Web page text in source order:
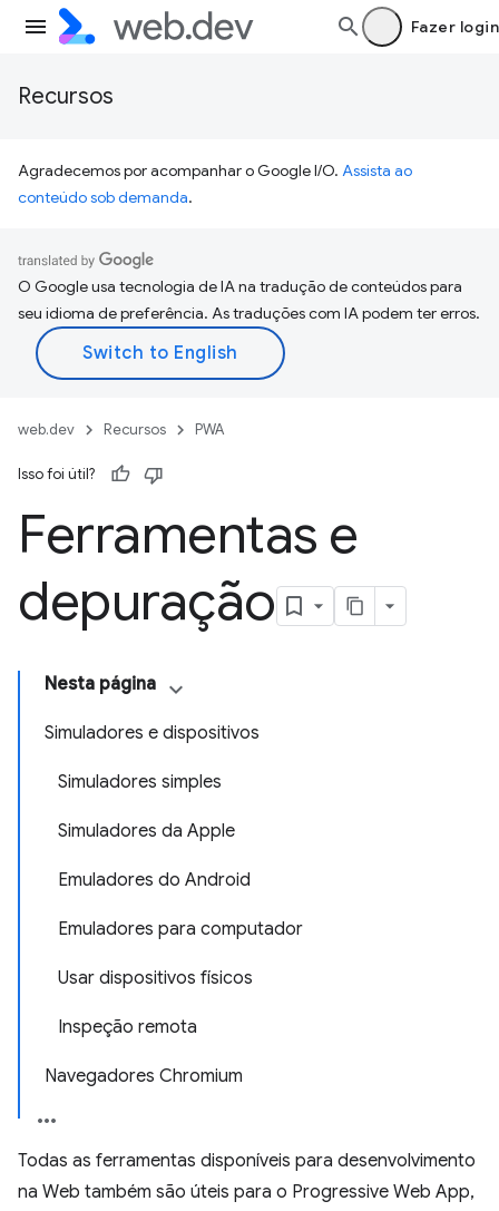
Fazer login
Recursos
Agradecemos por acompanhar o Google I/O. Assista ao
conteúdo sob demanda.
O Google usa tecnologia de IA na tradução de conteúdos para
seu idioma de preferência. As traduções com IA podem ter erros.
web.dev Recursos PWA
Isso foi útil?
Ferramentas e
depuração
Nesta página
Simuladores e dispositivos
Simuladores simples
Simuladores da Apple
Emuladores do Android
Emuladores para computador
Usar dispositivos físicos
Inspeção remota
Navegadores Chromium
Todas as ferramentas disponíveis para desenvolvimento
na Web também são úteis para o Progressive Web App,